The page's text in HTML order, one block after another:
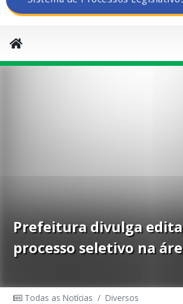
Prefeitura divulga
processo seletivo na
Todas as Notícias / Diversos